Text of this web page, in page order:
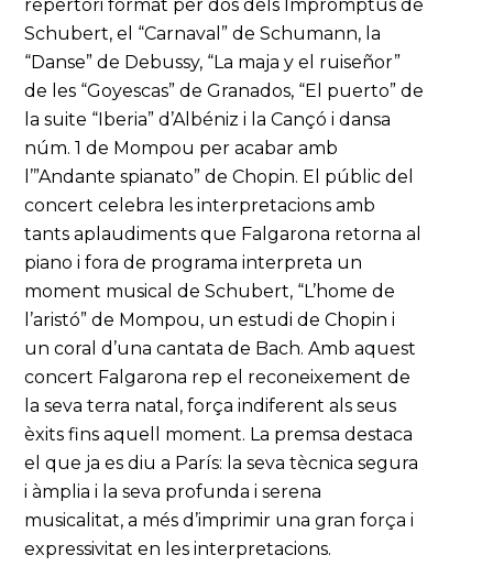
repertori format per dos dels Impromptus de
Schubert, el “Carnaval” de Schumann, la
“Danse” de Debussy, “La maja y el ruiseñor”
de les “Goyescas” de Granados, “El puerto” de
la suite “Iberia” d’Albéniz i la Cançó i dansa
núm. 1 de Mompou per acabar amb
l’”Andante spianato” de Chopin. El públic del
concert celebra les interpretacions amb
tants aplaudiments que Falgarona retorna al
piano i fora de programa interpreta un
moment musical de Schubert, “L’home de
l’aristó” de Mompou, un estudi de Chopin i
un coral d’una cantata de Bach. Amb aquest
concert Falgarona rep el reconeixement de
la seva terra natal, força indiferent als seus
èxits fins aquell moment. La premsa destaca
el que ja es diu a París: la seva tècnica segura
i àmplia i la seva profunda i serena
musicalitat, a més d’imprimir una gran força i
expressivitat en les interpretacions.